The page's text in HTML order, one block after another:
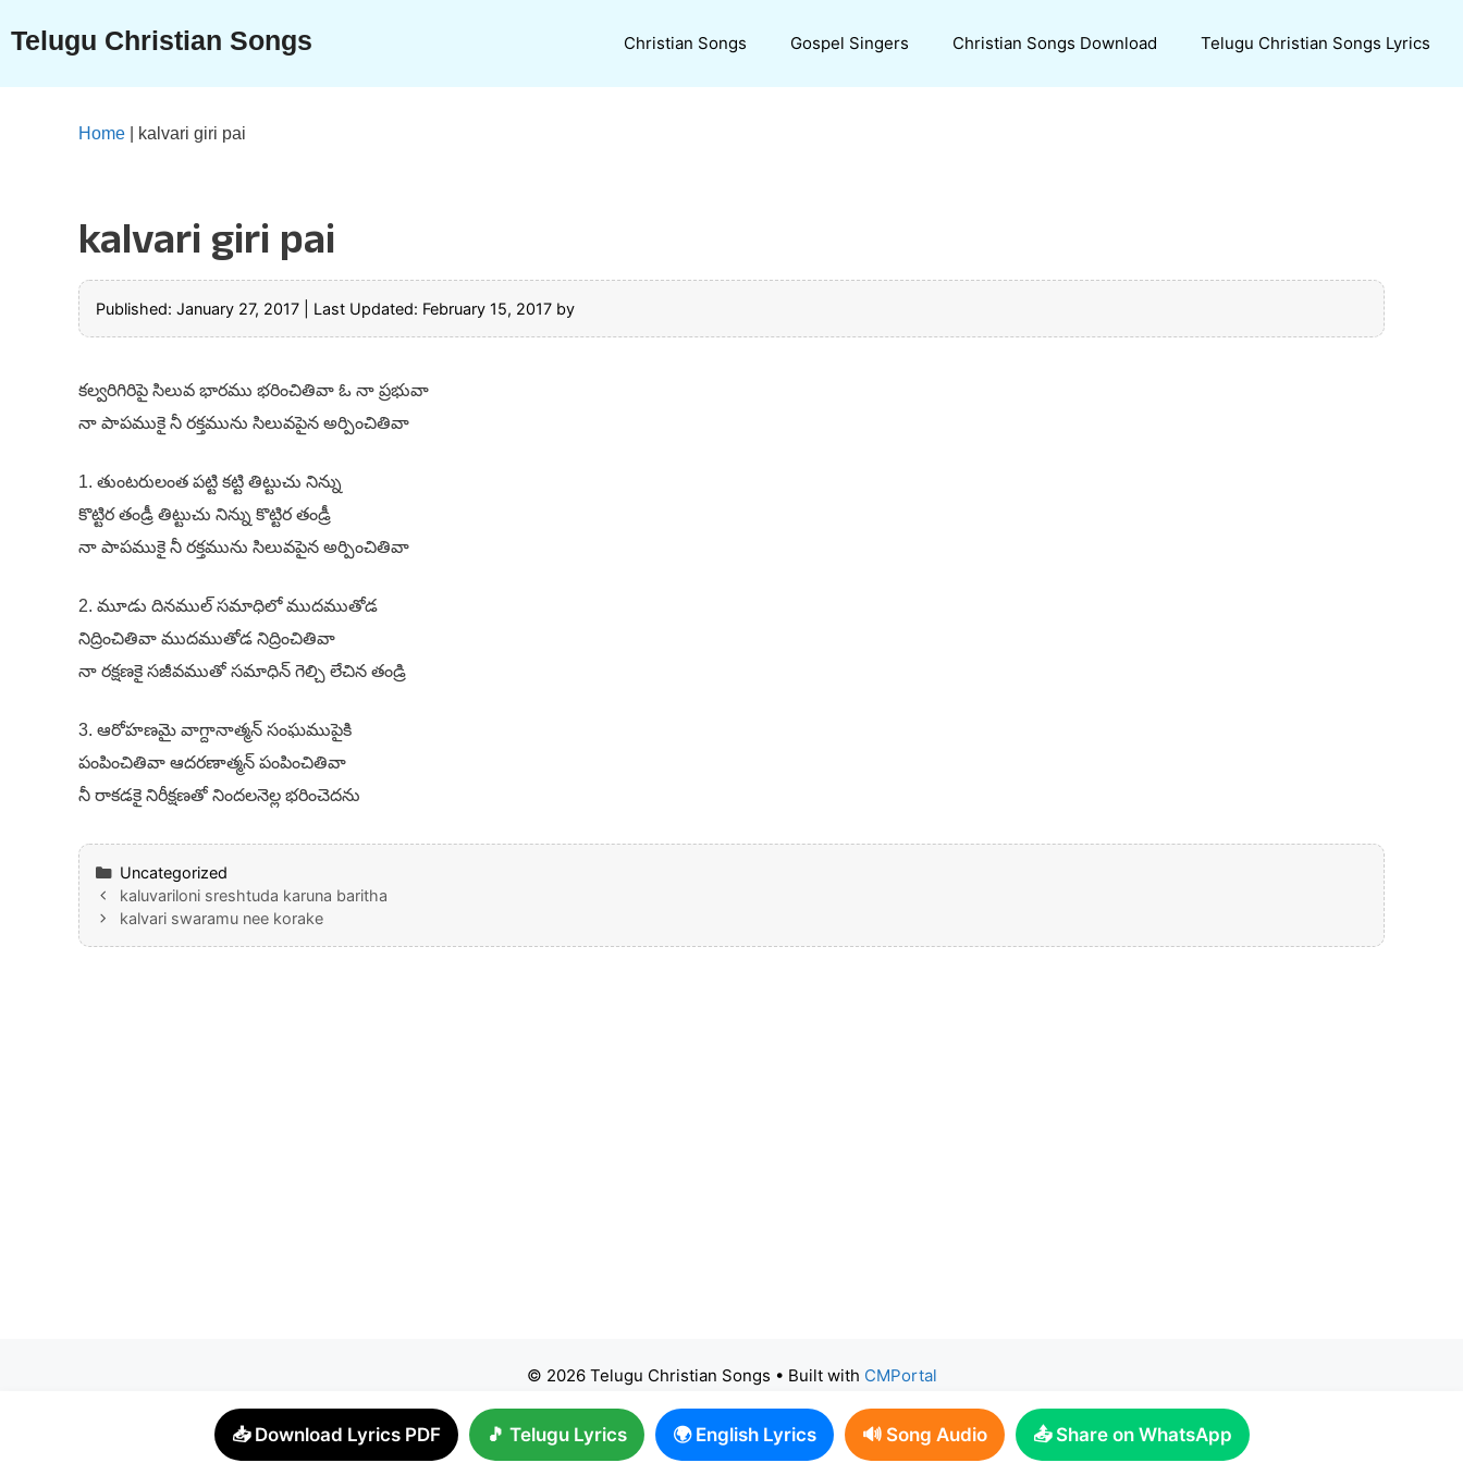
content
Telugu Christian Songs Christian Songs Gospel Singers Christian Songs Download Telugu Christian Songs Lyrics
Home kalvari giri pai
kalvari giri pai
Published: January 27, 2017 Last Updated: February 15, 2017 by
కల్వరిగిరిపై సిలువ భారము భరించితివా ఓ నా ప్రభువా
నా పాపముకై నీ రక్తమును సిలువపైన అర్పించితివా
1. తుంటరులంత పట్టి కట్టి తిట్టుచు నిన్ను
కొట్టిర తండ్రీ తిట్టుచు నిన్ను కొట్టిర తండ్రీ
నా పాపముకై నీ రక్తమును సిలువపైన అర్పించితివా
2. మూడు దినముల్ సమాధిలో ముదముతోడ
నిద్రించితివా ముదముతోడ నిద్రించితివా
నా రక్షణకై సజీవముతో సమాధిన్ గెల్చి లేచిన తండ్రి
3. ఆరోహణమై వాగ్దానాత్మన్ సంఘముపైకి
పంపించితివా ఆదరణాత్మన్ పంపించితివా
నీ రాకడకై నిరీక్షణతో నిందలనెల్ల భరించెదను
Categories
Uncategorized
kaluvariloni sreshtuda karuna baritha
kalvari swaramu nee korake
© 2026 Telugu Christian Songs • Built with CMPortal
📥 Download Lyrics PDF 🎵 Telugu Lyrics 🌍 English Lyrics 🔊 Song Audio 📤 Share on WhatsApp